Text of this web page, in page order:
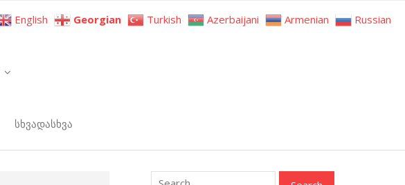
სხვადასხვა
English Georgian Turkish Azerbaijani Armenian Russian